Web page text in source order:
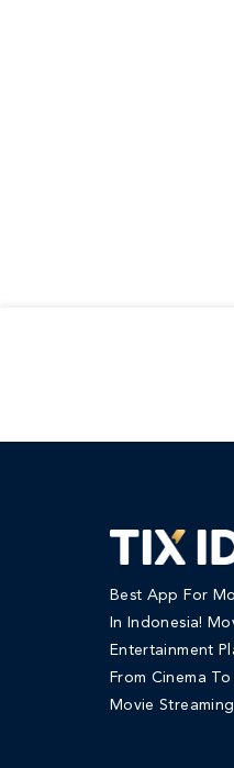
Best App For
In Indonesia!
Entertainment
From Cinema
Movie